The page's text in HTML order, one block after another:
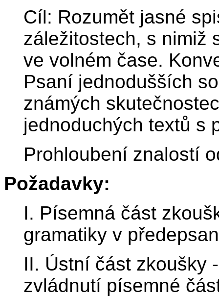
Cíl: Rozumět jasné
záležitostech, s nimiž
ve volném čase.
Psaní jednodušších
známých
jednoduchých textů s
Prohloubení znalostí
Požadavky:
I. Písemná část
gramatiky v
II. Ústní část zkoušky
zvládnutí písemné